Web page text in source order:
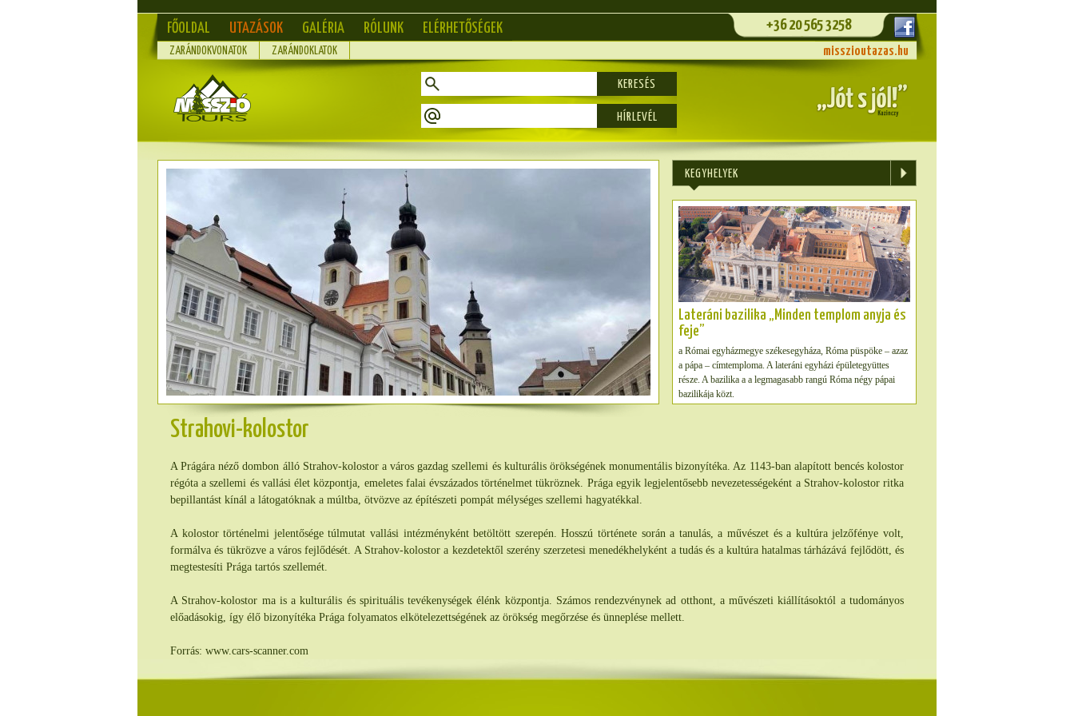
FŐOLDAL UTAZÁSOK GALÉRIA RÓLUNK ELÉRHETŐSÉGEK +36 20 565 3258
ZARÁNDOKVONATOK ZARÁNDOKLATOK misszioutazas.hu
KERESÉS
KEGYHELYEK
Lateráni bazilika „Minden templom anyja és
feje”
a Római egyházmegye székesegyháza, Róma püspöke – azaz
a pápa – címtemploma. A lateráni egyházi épületegyüttes
része. A bazilika a a legmagasabb rangú Róma négy pápai
bazilikája közt.
Strahovi-kolostor
A Prágára néző dombon álló Strahov-kolostor a város gazdag szellemi és kulturális örökségének monumentális bizonyítéka. Az 1143-ban alapított bencés kolostor
régóta a szellemi és vallási élet központja, emeletes falai évszázados történelmet tükröznek. Prága egyik legjelentősebb nevezetességeként a Strahov-kolostor ritka
bepillantást kínál a látogatóknak a múltba, ötvözve az építészeti pompát mélységes szellemi hagyatékkal.
A kolostor történelmi jelentősége túlmutat vallási intézményként betöltött szerepén. Hosszú története során a tanulás, a művészet és a kultúra jelzőfénye volt,
formálva és tükrözve a város fejlődését. A Strahov-kolostor a kezdetektől szerény szerzetesi menedékhelyként a tudás és a kultúra hatalmas tárházává fejlődött, és
megtestesíti Prága tartós szellemét.
A Strahov-kolostor ma is a kulturális és spirituális tevékenységek élénk központja. Számos rendezvénynek ad otthont, a művészeti kiállításoktól a tudományos
előadásokig, így élő bizonyítéka Prága folyamatos elkötelezettségének az örökség megőrzése és ünneplése mellett.
Forrás: www.cars-scanner.com